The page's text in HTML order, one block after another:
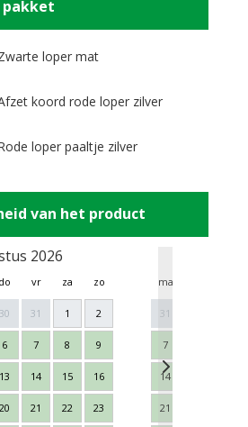
pakket
loper mat
koord rode loper zilver
loper paaltje zilver
van het product
2026
do vr za zo
30 31 1 2
6 7 8 9
13 14 15 16
20 21 22 23
ma
31
7
14
21